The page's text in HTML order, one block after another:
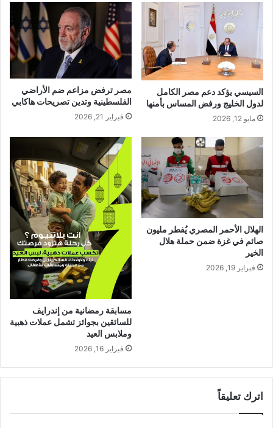
السيسي يؤكد دعم مصر الكامل
لدول الخليج ورفض المساس بأمنها
مايو 12, 2026
مصر ترفض مزاعم ضم الأراضي
الفلسطينية وتدين تصريحات هاكابي
فبراير 21, 2026
الهلال الأحمر المصري يُفطر مليون
صائم في غزة ضمن حملة هلال
الخير
فبراير 19, 2026
مسابقة رمضانية من إندرايف
للسائقين بجوائز تشمل عملات ذهبية
وملابس العيد
فبراير 16, 2026
اترك تعليقاً